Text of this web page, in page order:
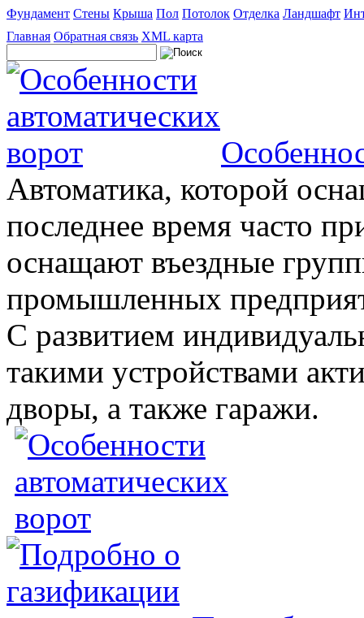
Фундамент Стены Крыша Пол Потолок Отделка Ландшафт
Главная Обратная связь XML карта
Автоматика, которой
последнее время часто
оснащают въездные
промышленных
С развитием
такими устройствами
дворы, а также гаражи.